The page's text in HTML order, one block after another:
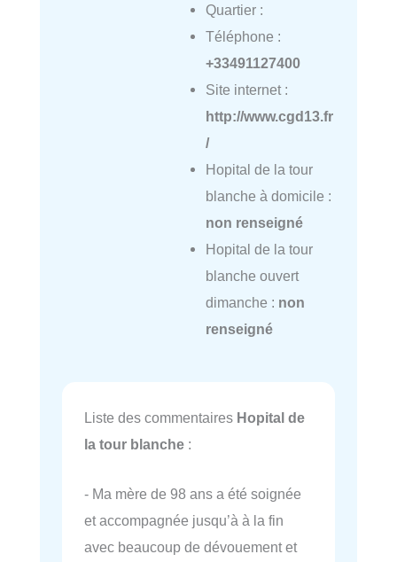
Quartier :
Téléphone :
+33491127400
Site internet :
http://www.cgd13.fr
/
Hopital de la tour
blanche à domicile :
non renseigné
Hopital de la tour
blanche ouvert
dimanche : non
renseigné
Liste des commentaires Hopital de
la tour blanche :
- Ma mère de 98 ans a été soignée
et accompagnée jusqu’à à la fin
avec beaucoup de dévouement et